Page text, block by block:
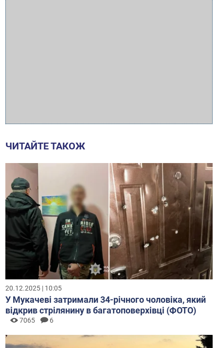
ЧИТАЙТЕ ТАКОЖ
20.12.2025 | 10:05
У Мукачеві затримали 34-річного чоловіка, який
відкрив стрілянину в багатоповерхівці (ФОТО)
7065 6